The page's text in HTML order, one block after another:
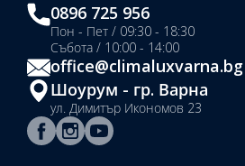
0896 725 956
Пон - Пет / 09:30 - 18:30
Събота / 10:00 - 14:00
office@climaluxvarna.bg
Шоурум - гр. Варна
ул. Димитър Икономов 23